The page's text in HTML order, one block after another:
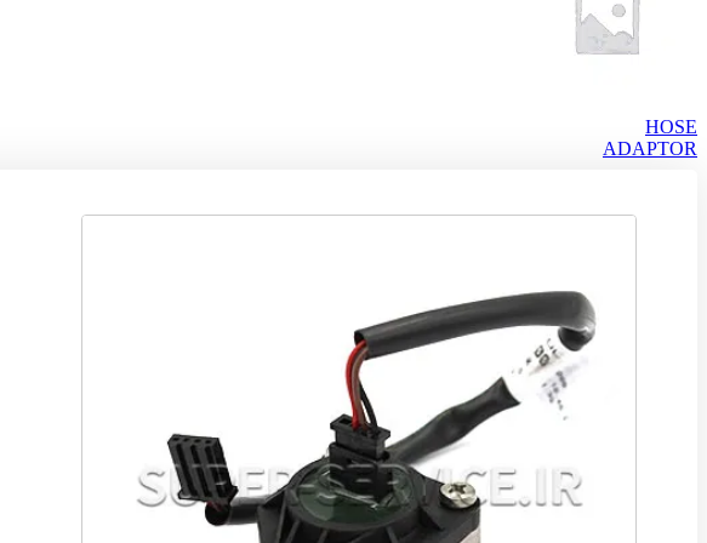
HOSE
ADAPTOR